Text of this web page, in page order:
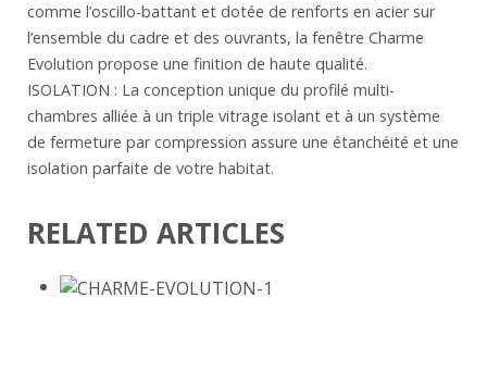
comme l’oscillo-battant et dotée de renforts en acier sur
l’ensemble du cadre et des ouvrants, la fenêtre Charme
Evolution propose une finition de haute qualité.
ISOLATION : La conception unique du profilé multi-
chambres alliée à un triple vitrage isolant et à un système
de fermeture par compression assure une étanchéité et une
isolation parfaite de votre habitat.
RELATED ARTICLES